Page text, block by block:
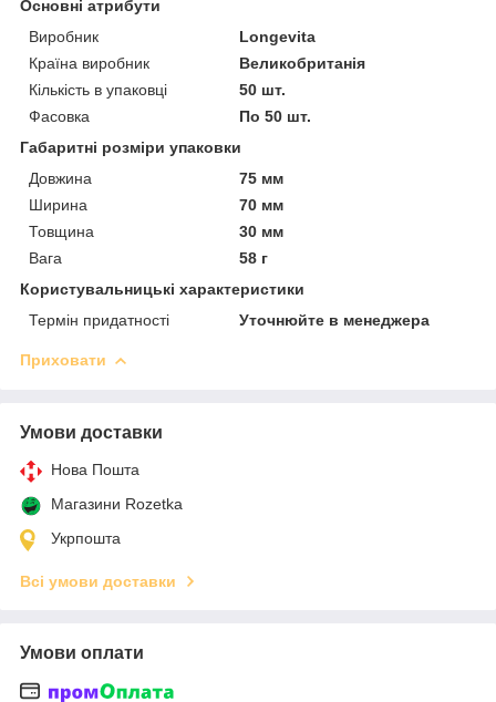
Основні атрибути
Виробник
Longevita
Країна виробник
Великобританія
Кількість в упаковці
50 шт.
Фасовка
По 50 шт.
Габаритні розміри упаковки
Довжина
75 мм
Ширина
70 мм
Товщина
30 мм
Вага
58 г
Користувальницькі характеристики
Термін придатності
Уточнюйте в менеджера
Приховати
Умови доставки
Нова Пошта
Магазини Rozetka
Укрпошта
Всі умови доставки
Умови оплати